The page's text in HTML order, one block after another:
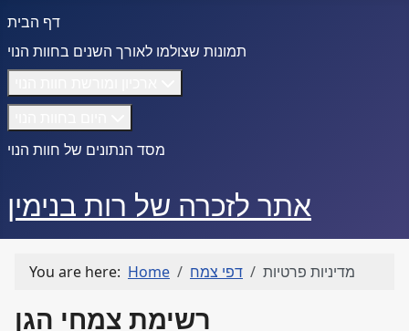
דף הבית
תמונות שצולמו לאורך השנים בחוות הנוי
מסד הנתונים של חוות הנוי
אתר לזכרה של רות בנימין
You are here: Home דפי צמח מדיניות פרטיות
רשימת צמחי הגן